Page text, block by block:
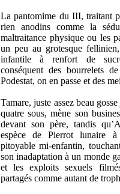
La pantomime du III, traitant
rien anodins comme la
maltraitance physique ou les
un peu au grotesque
infantile à renfort de
conséquent des bourrelets
Podestat, on en passe et des
Tamare, juste assez beau
quatre sous, mène son
devant son père, tandis
espèce de Pierrot lunaire
pitoyable mi-enfantin,
son inadaptation à un monde
et les exploits sexuels
partagés comme autant de